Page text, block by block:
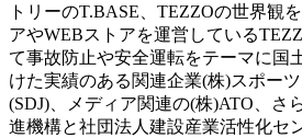
トリーのT.BASE、TEZZOの世界観
アやWEBストアを運営している
て事故防止や安全運転をテーマに国
けた実績のある関連企業(株)スポー
(SDJ)、メディア関連の(株)ATO、さ
進機構と社団法人建設産業活性化セ